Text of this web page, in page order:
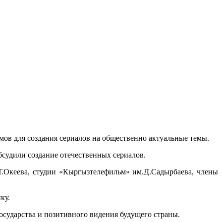
для создания сериалов на общественно актуальные темы.
создание отечественных сериалов.
студии «Кыргызтелефильм» им.Д.Садырбаева, члены
и позитивного видения будущего страны.